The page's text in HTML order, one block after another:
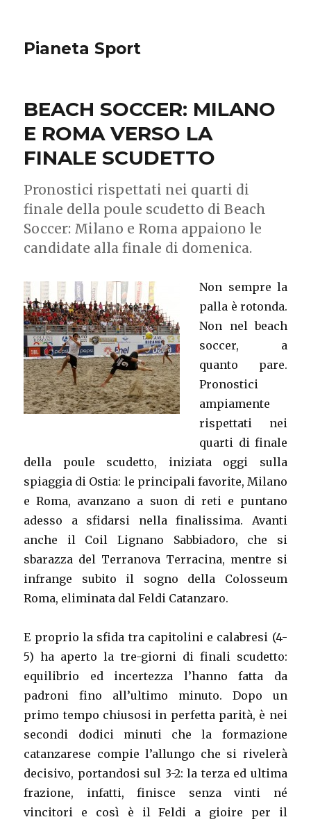
Pianeta Sport
BEACH SOCCER: MILANO
E ROMA VERSO LA
FINALE SCUDETTO
Pronostici rispettati nei quarti di
finale della poule scudetto di Beach
Soccer: Milano e Roma appaiono le
candidate alla finale di domenica.
Non sempre la
palla è rotonda.
Non nel beach
soccer, a
quanto pare.
Pronostici
ampiamente
rispettati nei
quarti di finale
della poule scudetto, iniziata oggi sulla
spiaggia di Ostia: le principali favorite, Milano
e Roma, avanzano a suon di reti e puntano
adesso a sfidarsi nella finalissima. Avanti
anche il Coil Lignano Sabbiadoro, che si
sbarazza del Terranova Terracina, mentre si
infrange subito il sogno della Colosseum
Roma, eliminata dal Feldi Catanzaro.
E proprio la sfida tra capitolini e calabresi (4-
5) ha aperto la tre-giorni di finali scudetto:
equilibrio ed incertezza l’hanno fatta da
padroni fino all’ultimo minuto. Dopo un
primo tempo chiusosi in perfetta parità, è nei
secondi dodici minuti che la formazione
catanzarese compie l’allungo che si rivelerà
decisivo, portandosi sul 3-2: la terza ed ultima
frazione, infatti, finisce senza vinti né
vincitori e così è il Feldi a gioire per il